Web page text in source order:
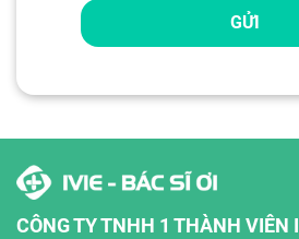
GỬI
CÔNG TY TNHH 1 THÀNH VIÊN